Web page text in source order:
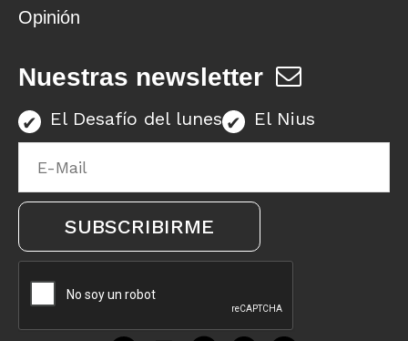
Opinión
Nuestras newsletter
El Desafío del lunes El Nius